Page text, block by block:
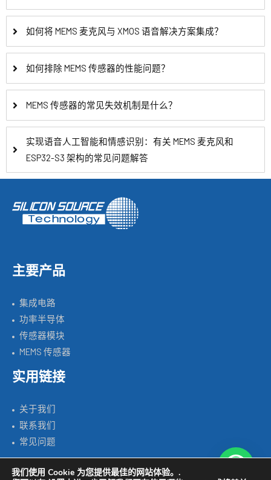
如何将 MEMS 麦克风与 XMOS 语音解决方案集成？
如何排除 MEMS 传感器的性能问题？
MEMS 传感器的常见失效机制是什么？
实现语音人工智能和情感识别：有关 MEMS 麦克风和
ESP32-S3 架构的常见问题解答
主要产品
集成电路
功率半导体
传感器模块
MEMS 传感器
实用链接
关于我们
联系我们
常见问题
我们使用 Cookie 为您提供最佳的网站体验。.